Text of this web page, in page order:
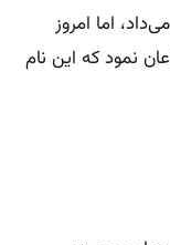
اما امروز
نمود که این نام